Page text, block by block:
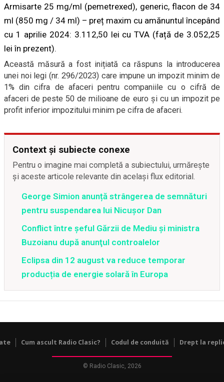
Armisarte 25 mg/ml (pemetrexed), generic, flacon de 34
ml (850 mg / 34 ml) – preț maxim cu amănuntul începând
cu 1 aprilie 2024: 3.112,50 lei cu TVA (față de 3.052,25
lei în prezent).
Această măsură a fost inițiată ca răspuns la introducerea
unei noi legi (nr. 296/2023) care impune un impozit minim de
1% din cifra de afaceri pentru companiile cu o cifră de
afaceri de peste 50 de milioane de euro și cu un impozit pe
profit inferior impozitului minim pe cifra de afaceri.
Context și subiecte conexe
Pentru o imagine mai completă a subiectului, urmărește
și aceste articole relevante din același flux editorial.
George Simion anunță strângerea de semnături
pentru suspendarea lui Nicușor Dan
Conflict între şeful Gărzii de Mediu şi ministra
Buzoianu după anunţul controalelor
Eclipsa din 12 august va reduce temporar
producția de energie solară în Europa
Cum ascult Radio Clasic? Codul de conduită Drept la
© Radio Clasic, 2026